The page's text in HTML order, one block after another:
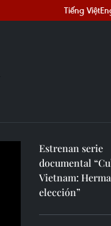
Tiếng Việt
Estrenan serie
documental
Vietnam:
elección”